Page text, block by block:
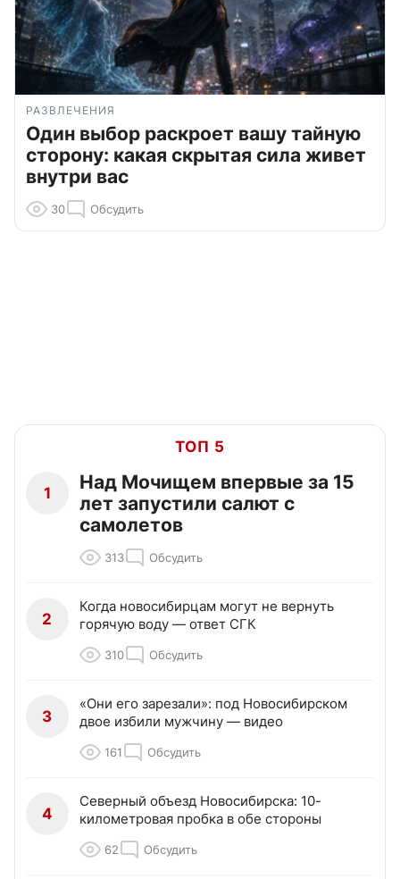
РАЗВЛЕЧЕНИЯ
Один выбор раскроет вашу тайную
сторону: какая скрытая сила живет
внутри вас
30 Обсудить
ТОП 5
1
Над Мочищем впервые за 15
лет запустили салют с
самолетов
313 Обсудить
2
Когда новосибирцам могут не вернуть
горячую воду — ответ СГК
310 Обсудить
3
«Они его зарезали»: под Новосибирском
двое избили мужчину — видео
161 Обсудить
4
Северный объезд Новосибирска: 10-
километровая пробка в обе стороны
62 Обсудить